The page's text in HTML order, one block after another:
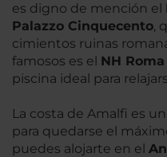
es digno de mención el
Palazzo Cinquecento,
cimientos ruinas
famosos es el NH
piscina ideal para
La costa de Amalfi es
para quedarse el
puedes alojarte en el